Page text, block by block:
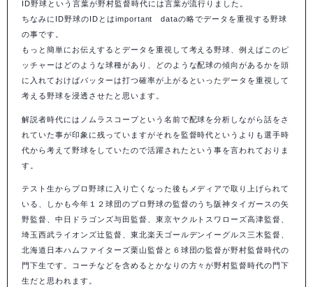
INQUERY
COMPASS PORT
ID野球という言葉が野村監督時代には言葉が流行りました。
ちなみにID野球のIDとはimportant dataの略でデータを重視する野球
の事です。
もっと簡単にお伝えするとデータを重視して考える野球、例えばこのピ
ッチャーはどのような球種があり、どのような配球の傾向があるかを頭
に入れておけばバッターは打つ確率が上がるといったデータを重視して
考える野球を浸透させたと思います。
解説者時代にはノムラスコープという名前で配球を分析しながら話をさ
れていた事が印象に残っていますがそれを監督時代というよりも選手時
代から考えて野球をしていたので活躍されたという事を言われておりま
す。
テスト生からプロ野球に入り亡くなった後もメディアで取り上げられて
いる、しかも今年１２球団のプロ野球の監督のうち阪神タイガースの矢
野監督、中日ドラゴンズ与田監督、東京ヤクルトスワローズ高津監督、
埼玉西武ライオンズ辻監督、東北楽天ゴールデンイーグルス三木監督、
北海道日本ハムファイターズ栗山監督と６球団の監督が野村監督時代の
門下生です。コーチなどを含めるとかなりの方々が野村監督時代の門下
生だと思われます。